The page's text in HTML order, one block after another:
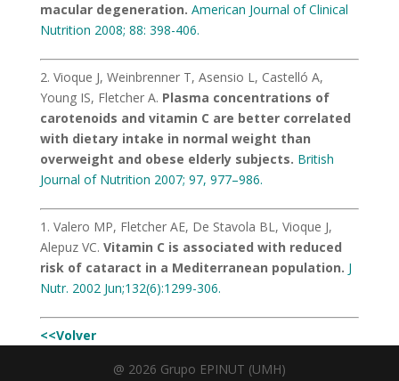
macular degeneration. American Journal of Clinical
Nutrition 2008; 88: 398-406.
2. Vioque J, Weinbrenner T, Asensio L, Castelló A,
Young IS, Fletcher A. Plasma concentrations of
carotenoids and vitamin C are better correlated
with dietary intake in normal weight than
overweight and obese elderly subjects. British
Journal of Nutrition 2007; 97, 977–986.
1. Valero MP, Fletcher AE, De Stavola BL, Vioque J,
Alepuz VC. Vitamin C is associated with reduced
risk of cataract in a Mediterranean population. J
Nutr. 2002 Jun;132(6):1299-306.
<<Volver
@ 2026 Grupo EPINUT (UMH)